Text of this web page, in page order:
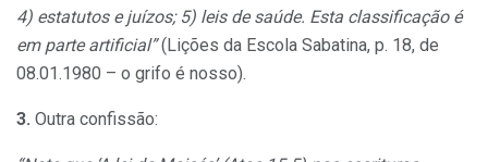
4) estatutos e juízos; 5) leis de saúde. Esta classificação é
em parte artificial”(Lições da Escola Sabatina, p. 18, de
08.01.1980 – o grifo é nosso).
3. Outra confissão: